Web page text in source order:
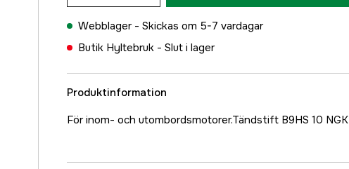
Webblager - Skickas om 5-7 vardagar
Butik Hyltebruk - Slut i lager
Produktinformation
För inom- och utombordsmotorer.Tändstift B9HS 10 NGK